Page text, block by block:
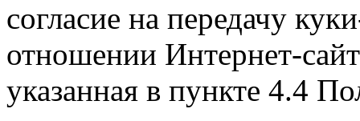
согласие на передачу
отношении Интернет-
указанная в пункте 4.4